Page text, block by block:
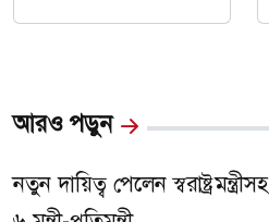
আরও পড়ুন
নতুন দায়িত্ব পেলেন স্বরাষ্ট্রমন্ত্রীসহ